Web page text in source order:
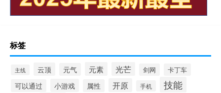
标签
主线 云顶 元气 元素 光芒 剑网 卡丁车
可以通过 小游戏 属性 开原 手机 技能